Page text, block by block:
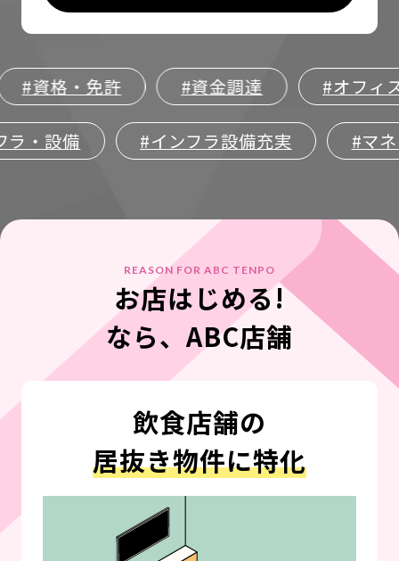
詳細を見る
NEW
#資格・免許 #資金調達 #オフィス
設備 #インフラ設備充実 #マネジ
REASON FOR ABC TENPO
お店はじめる!
なら、ABC店舗
飲食店舗の
居抜き物件に特化